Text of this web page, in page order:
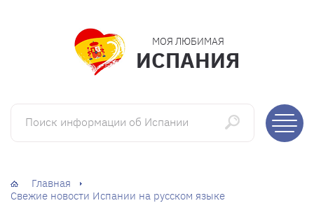
МОЯ ЛЮБИМАЯ
ИСПАНИЯ
Поиск информации об Испании
Главная
Свежие новости Испании на русском языке